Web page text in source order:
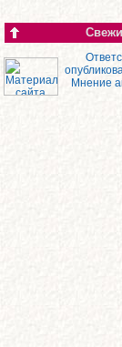
Мнение